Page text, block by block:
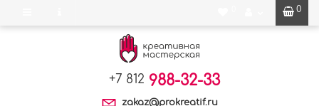
0
+7 812 988-32-33
zakaz@prokreatif.ru